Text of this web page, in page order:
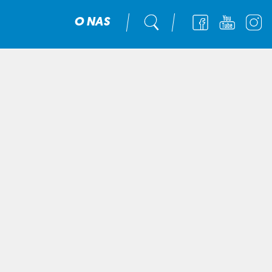
O NAS